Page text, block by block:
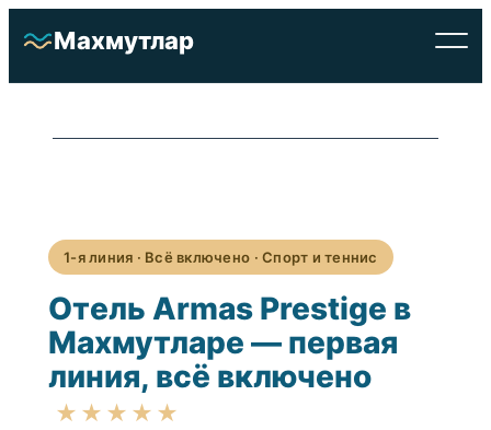
Перейти
Махмутлар
Отели
1-я линия · Всё включено · Спорт и теннис
Отель Armas Prestige в
Махмутларе — первая
линия, всё включено
★★★★★